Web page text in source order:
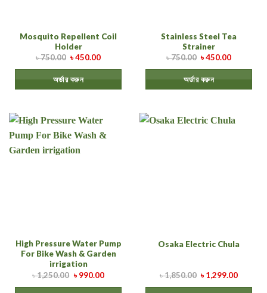
Mosquito Repellent Coil
Holder
৳750.00 ৳450.00
অর্ডার করুন
Stainless Steel Tea
Strainer
৳750.00 ৳450.00
অর্ডার করুন
High Pressure Water Pump
For Bike Wash & Garden
irrigation
৳1,250.00 ৳990.00
Osaka Electric Chula
৳1,850.00 ৳1,299.00